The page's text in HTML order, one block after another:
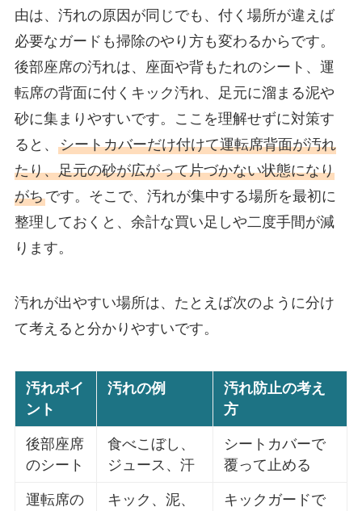
由は、汚れの原因が同じでも、付く場所が違えば
必要なガードも掃除のやり方も変わるからです。
後部座席の汚れは、座面や背もたれのシート、運
転席の背面に付くキック汚れ、足元に溜まる泥や
砂に集まりやすいです。ここを理解せずに対策す
ると、 シートカバーだけ付けて運転席背面が汚れ
たり、足元の砂が広がって片づかない状態になり
がちです。そこで、汚れが集中する場所を最初に
整理しておくと、余計な買い足しや二度手間が減
ります。
汚れが出やすい場所は、たとえば次のように分け
て考えると分かりやすいです。
汚れポイ
ント
汚れの例
汚れ防止の考え
方
後部座席
のシート
食べこぼし、
ジュース、汗
シートカバーで
覆って止める
運転席の
キック、泥、
キックガードで